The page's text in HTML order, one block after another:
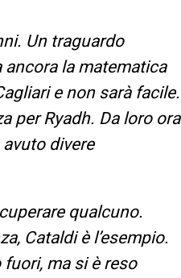
Un traguardo
la matematica
e non sarà facile.
per Ryadh. Da loro ora
divere
qualcuno.
Cataldi è l’esempio.
ma si è reso